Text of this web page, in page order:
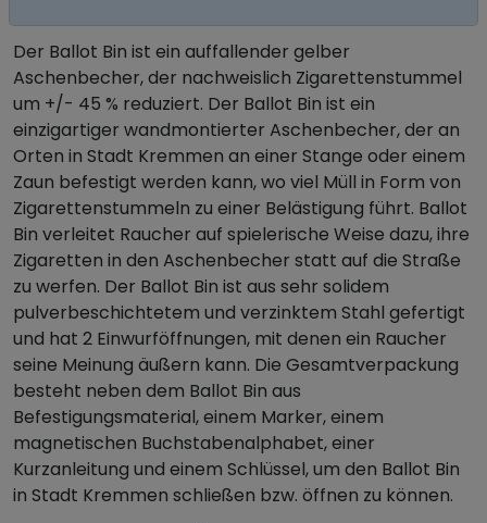
Der Ballot Bin ist ein auffallender gelber
Aschenbecher, der nachweislich Zigarettenstummel
um +/- 45 % reduziert. Der Ballot Bin ist ein
einzigartiger wandmontierter Aschenbecher, der an
Orten in Stadt Kremmen an einer Stange oder einem
Zaun befestigt werden kann, wo viel Müll in Form von
Zigarettenstummeln zu einer Belästigung führt. Ballot
Bin verleitet Raucher auf spielerische Weise dazu, ihre
Zigaretten in den Aschenbecher statt auf die Straße
zu werfen. Der Ballot Bin ist aus sehr solidem
pulverbeschichtetem und verzinktem Stahl gefertigt
und hat 2 Einwurföffnungen, mit denen ein Raucher
seine Meinung äußern kann. Die Gesamtverpackung
besteht neben dem Ballot Bin aus
Befestigungsmaterial, einem Marker, einem
magnetischen Buchstabenalphabet, einer
Kurzanleitung und einem Schlüssel, um den Ballot Bin
in Stadt Kremmen schließen bzw. öffnen zu können.